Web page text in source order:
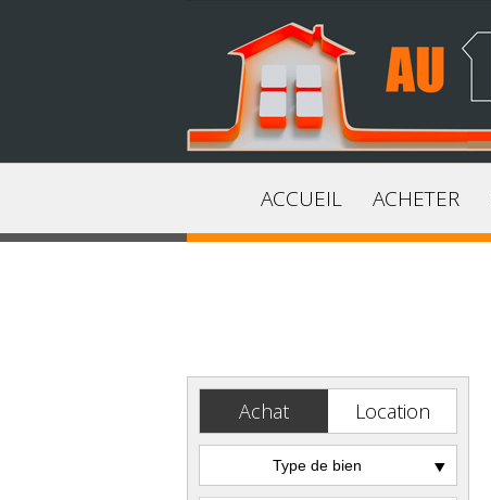
ACCUEIL ACHETER
Achat Location
Type de bien